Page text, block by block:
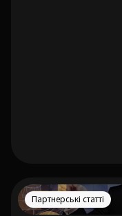
Партнерські статті